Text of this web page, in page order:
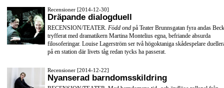
Recensioner [2014-12-30]
Dräpande dialogduell
RECENSION/TEATER. Född ond på Teater Brunnsgatan fyra andas
tryfferat med dramatikern Martina Montelius egna, befriande absurda
filosoferingar. Louise Lagerström ser två högoktaniga skådespelare
på en station där livets tåg redan tycks ha passerat.
Recensioner [2014-12-22]
Nyanserad barndomsskildring